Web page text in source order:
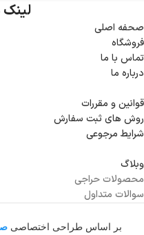
صحفه اصلی
فروشگاه
تماس با ما
درباره ما
قوانین و مقررات
روش های ثبت سفارش
شرایط مرجوعی
وبلاگ
محصولات حراجی
سوالات متداول
بر اساس طراحی اختصاصی